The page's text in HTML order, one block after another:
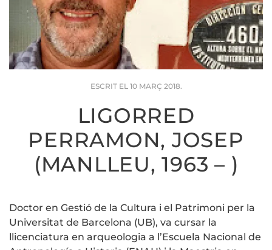
ESCRIT EL 10 MARÇ 2018.
LIGORRED
PERRAMON, JOSEP
(MANLLEU, 1963 – )
Doctor en Gestió de la Cultura i el Patrimoni per la
Universitat de Barcelona (UB), va cursar la
llicenciatura en arqueologia a l’Escuela Nacional de